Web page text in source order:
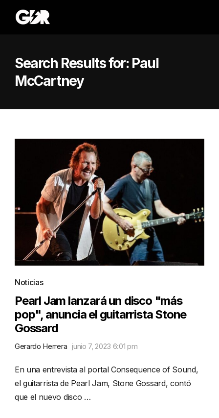
Search Results for: Paul
McCartney
Noticias
Pearl Jam lanzará un disco "más
pop", anuncia el guitarrista Stone
Gossard
Gerardo Herrera junio 7, 2023 6:01 pm
En una entrevista al portal Consequence of Sound,
el guitarrista de Pearl Jam, Stone Gossard, contó
que el nuevo disco …